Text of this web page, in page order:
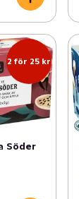
2 för 25 kr
Söder